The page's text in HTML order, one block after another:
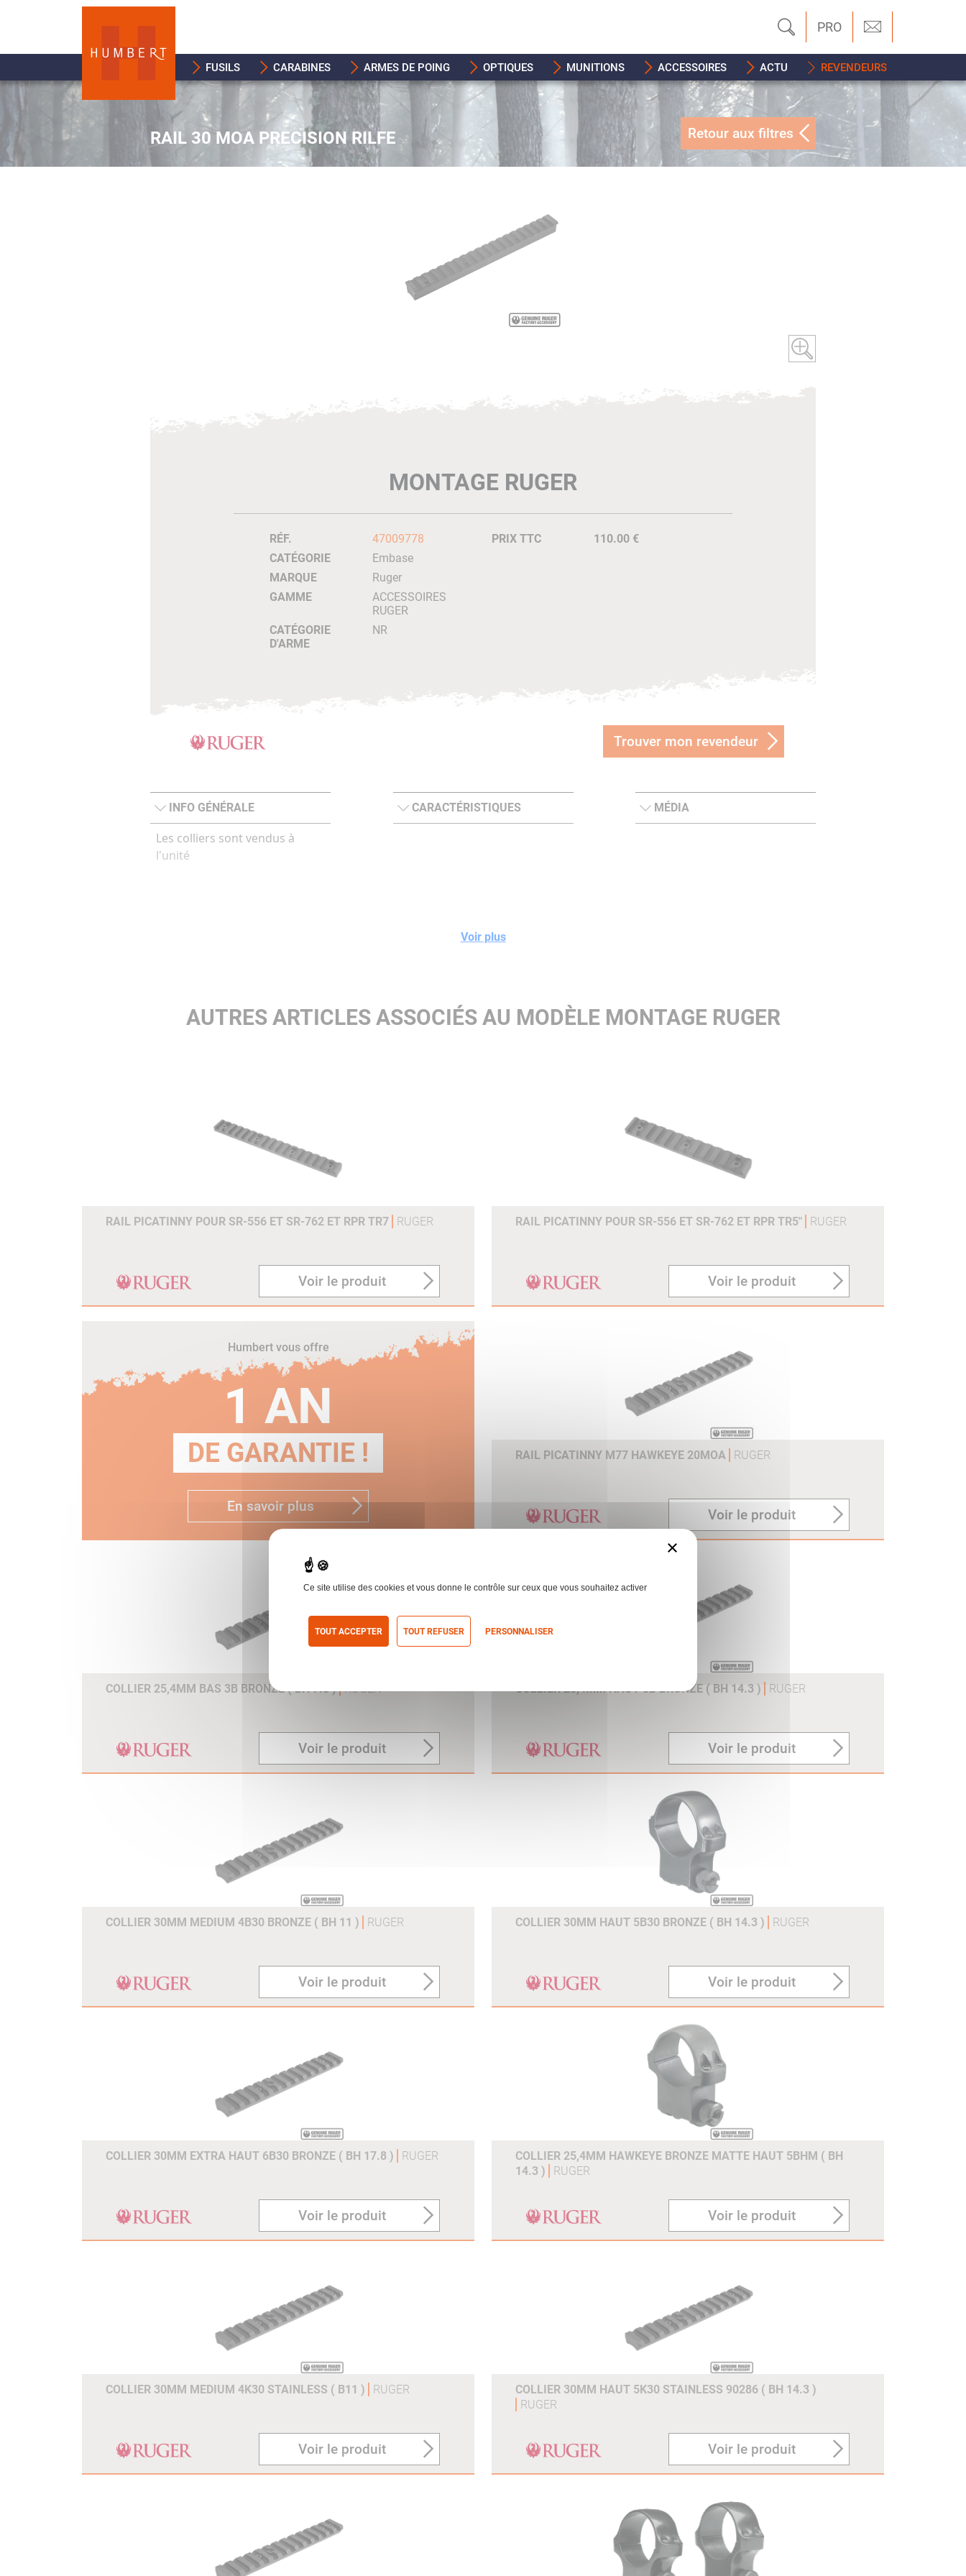
PRO
FUSILS CARABINES ARMES DE POING OPTIQUES MUNITIONS ACCESSOIRES ACTU REVENDEURS
RAIL 30 MOA PRECISION RILFE Retour aux filtres
MONTAGE RUGER
RÉF.
47009778
CATÉGORIE
Embase
MARQUE
Ruger
GAMME
ACCESSOIRES
RUGER
CATÉGORIE
D'ARME
NR
PRIX TTC 110.00 €
Trouver mon revendeur
INFO GÉNÉRALE
Les colliers sont vendus à
l'unité
CARACTÉRISTIQUES MÉDIA
Voir plus
AUTRES ARTICLES ASSOCIÉS AU MODÈLE MONTAGE RUGER
RAIL PICATINNY POUR SR-556 ET SR-762 ET RPR TR7 RUGER
Voir le produit
RAIL PICATINNY POUR SR-556 ET SR-762 ET RPR TR5" RUGER
Voir le produit
Humbert vous offre
1 AN
DE GARANTIE !
En savoir plus
RAIL PICATINNY M77 HAWKEYE 20MOA RUGER
Voir le produit
COLLIER 25,4MM BAS 3B BRONZE ( BH 7.8 ) RUGER
Voir le produit
COLLIER 25,4MM HAUT 5B BRONZE ( BH 14.3 ) RUGER
Voir le produit
COLLIER 30MM MEDIUM 4B30 BRONZE ( BH 11 ) RUGER
Voir le produit
COLLIER 30MM HAUT 5B30 BRONZE ( BH 14.3 ) RUGER
Voir le produit
COLLIER 30MM EXTRA HAUT 6B30 BRONZE ( BH 17.8 ) RUGER
Voir le produit
COLLIER 25,4MM HAWKEYE BRONZE MATTE HAUT 5BHM ( BH
14.3 )
RUGER
Voir le produit
COLLIER 30MM MEDIUM 4K30 STAINLESS ( B11 ) RUGER
Voir le produit
COLLIER 30MM HAUT 5K30 STAINLESS 90286 ( BH 14.3 )
RUGER
Voir le produit
×
Ce site utilise des cookies et vous donne le contrôle sur ceux que vous souhaitez activer
TOUT ACCEPTER TOUT REFUSER PERSONNALISER